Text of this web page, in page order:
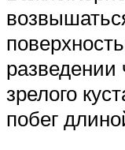
разведении
зрелого
побег